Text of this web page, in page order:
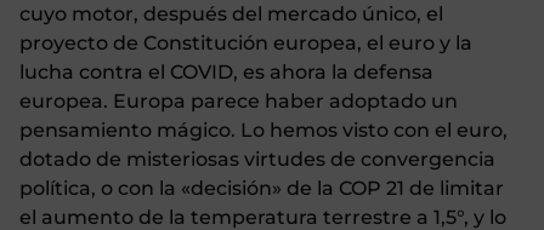
cuyo motor, después del mercado único, el
proyecto de Constitución europea, el euro y la
lucha contra el COVID, es ahora la defensa
europea. Europa parece haber adoptado un
pensamiento mágico. Lo hemos visto con el euro,
dotado de misteriosas virtudes de convergencia
política, o con la «decisión» de la COP 21 de limitar
el aumento de la temperatura terrestre a 1,5°, y lo